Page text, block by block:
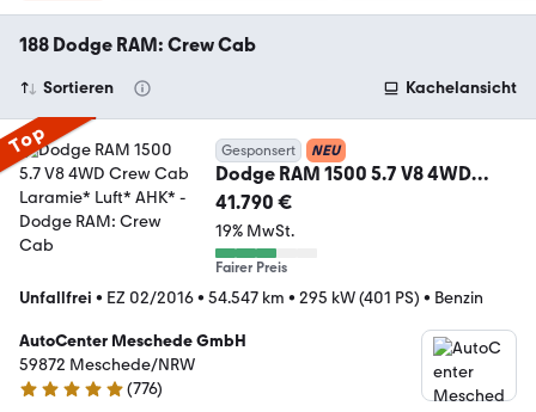
188 Dodge RAM: Crew Cab
Sortieren Kachelansicht
Top Gesponsert NEU
Dodge RAM 1500 5.7 V8 4WD
Crew Cab Laramie* Luft* AHK*
41.790 €
19% MwSt.
Fairer Preis
Unfallfrei • EZ 02/2016• 54.547 km • 295 kW (401 PS) • Benzin
AutoCenter Meschede GmbH
59872 Meschede/NRW
4.8 Sterne
(776)